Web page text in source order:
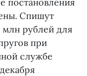
Спишут
рублей для
при
службе